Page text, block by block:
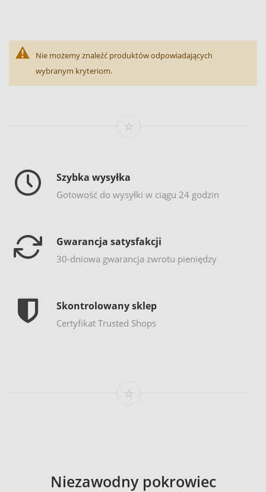
Nie możemy znaleźć produktów odpowiadających
wybranym kryteriom.
Szybka wysyłka
Gotowość do wysyłki w ciągu 24 godzin
Gwarancja satysfakcji
30-dniowa gwarancja zwrotu pieniędzy
Skontrolowany sklep
Certyfikat Trusted Shops
Niezawodny pokrowiec